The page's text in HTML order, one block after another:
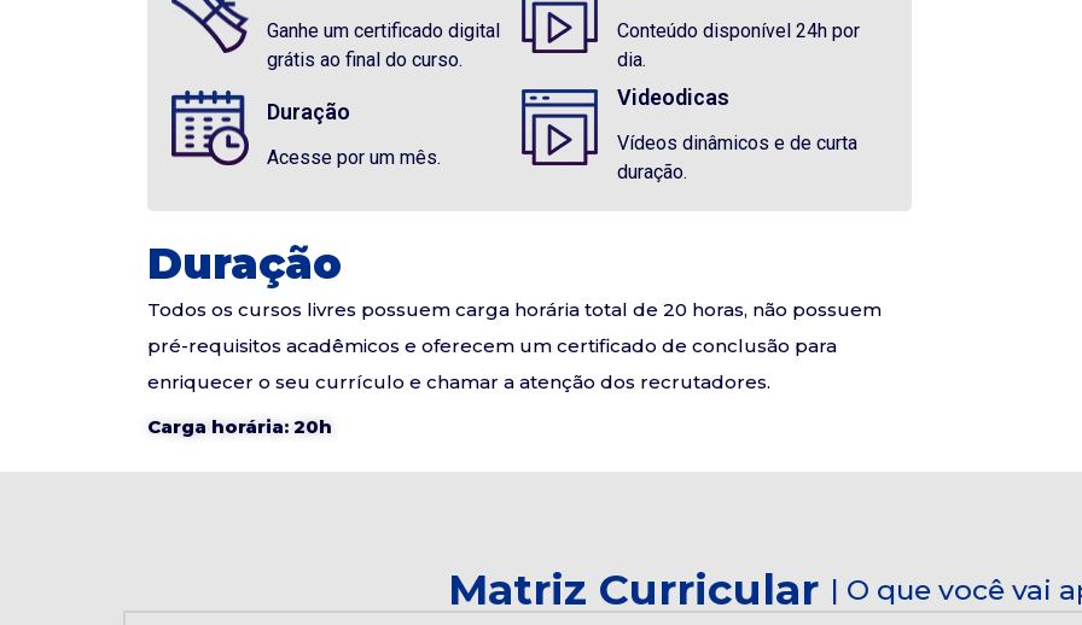
Ganhe um certificado digital
grátis ao final do curso.
Conteúdo disponível 24h por
dia.
Duração
Acesse por um mês.
Videodicas
Vídeos dinâmicos e de curta
duração.
Duração
Todos os cursos livres possuem carga horária total de 20 horas, não possuem
pré-requisitos acadêmicos e oferecem um certificado de conclusão para
enriquecer o seu currículo e chamar a atenção dos recrutadores.
Carga horária: 20h
Matriz Curricular | O que você vai